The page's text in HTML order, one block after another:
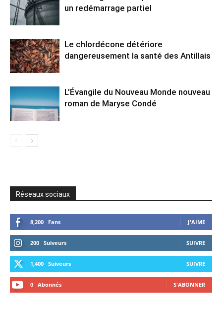
un redémarrage partiel
Le chlordécone détériore
dangereusement la santé des Antillais
L’Évangile du Nouveau Monde nouveau
roman de Maryse Condé
Réseaux sociaux
8,200 Fans J'AIME
200 Suiveurs SUIVRE
1,400 Suiveurs SUIVRE
0 Abonnés S'ABONNER